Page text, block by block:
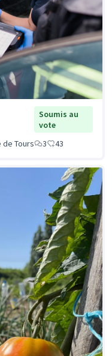
Soumis au
vote
de Tours
3 43